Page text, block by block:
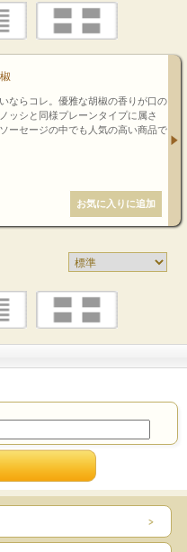
ならコレ。優雅な胡椒の香りが口の
ッシと同様プレーンタイプに属さ
ーセージの中でも人気の高い商品で